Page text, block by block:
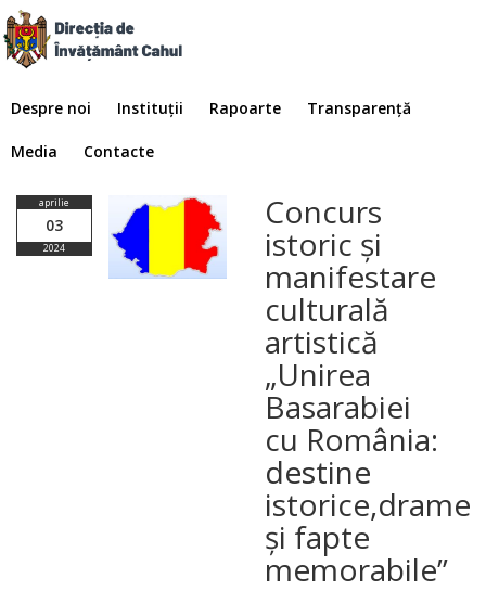
Despre noi Instituții Rapoarte Transparență
Media Contacte
aprilie
03
2024
Concurs
istoric și
manifestare
culturală
artistică
„Unirea
Basarabiei
cu România:
destine
istorice,drame
și fapte
memorabile”